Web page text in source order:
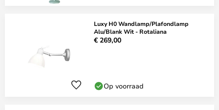
Luxy H0 Wandlamp/Plafondlamp
Alu/Blank Wit - Rotaliana
€ 269,00
Op voorraad